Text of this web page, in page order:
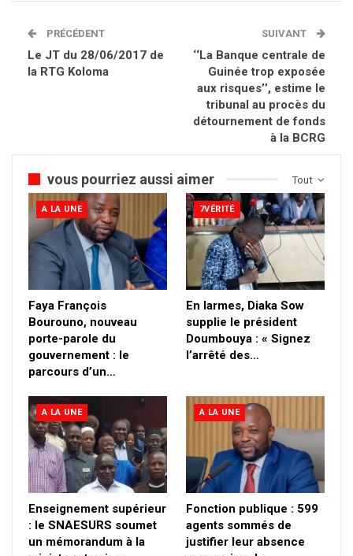
PRÉCÉDENT
Le JT du 28/06/2017 de
la RTG Koloma
SUIVANT
‘‘La Banque centrale de
Guinée trop exposée
aux risques’’, estime le
tribunal au procès du
détournement de fonds
à la BCRG
Tout
vous pourriez aussi aimer
A LA UNE
Faya François
Bourouno, nouveau
porte-parole du
gouvernement : le
parcours d’un…
7VÉRITÉ
En larmes, Diaka Sow
supplie le président
Doumbouya : « Signez
l’arrêté des…
A LA UNE
Enseignement supérieur
: le SNAESURS soumet
un mémorandum à la
A LA UNE
Fonction publique : 599
agents sommés de
justifier leur absence